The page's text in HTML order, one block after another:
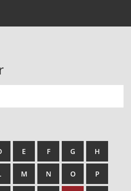
E F G H
M N O P